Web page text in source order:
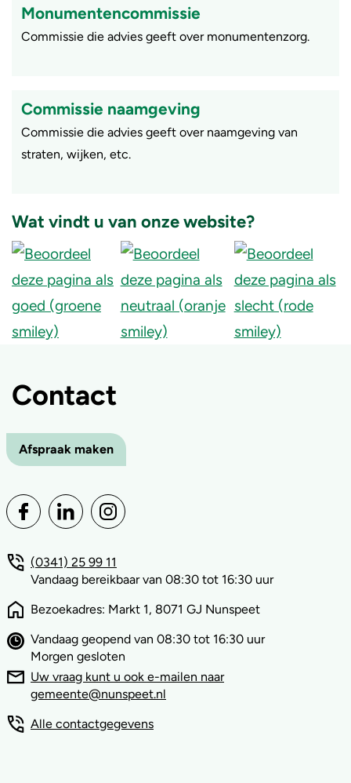
Monumentencommissie
Commissie die advies geeft over monumentenzorg.
Commissie naamgeving
Commissie die advies geeft over naamgeving van
straten, wijken, etc.
Wat vindt u van onze website?
Contact
Afspraak maken
(0341) 25 99 11
Vandaag bereikbaar van 08:30 tot 16:30 uur
Bezoekadres: Markt 1, 8071 GJ Nunspeet
Vandaag geopend van 08:30 tot 16:30 uur
Morgen gesloten
Uw vraag kunt u ook e-mailen naar
gemeente@nunspeet.nl
Alle contactgegevens